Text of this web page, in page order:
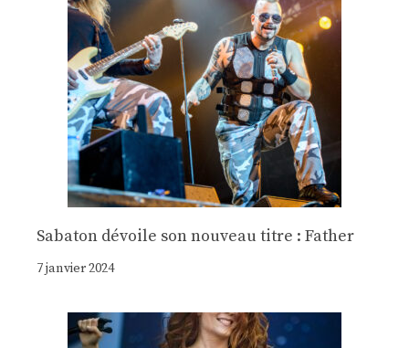
Sabaton dévoile son nouveau titre : Father
7 janvier 2024